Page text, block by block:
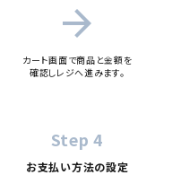
arrow_forward
カート画面で商品と金額を
確認しレジへ進みます。
Step 4
お支払い方法の設定